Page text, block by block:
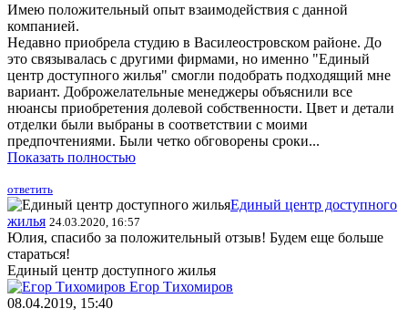
Имею положительный опыт взаимодействия с данной
компанией.
Недавно приобрела студию в Василеостровском районе. До
это связывалась с другими фирмами, но именно "Единый
центр доступного жилья" смогли подобрать подходящий мне
вариант. Доброжелательные менеджеры объяснили все
нюансы приобретения долевой собственности. Цвет и детали
отделки были выбраны в соответствии с моими
предпочтениями. Были четко обговорены сроки...
Показать полностью
ответить
Единый центр доступного
жилья 24.03.2020, 16:57
Юлия, спасибо за положительный отзыв! Будем еще больше
стараться!
Единый центр доступного жилья
Егор Тихомиров
08.04.2019, 15:40